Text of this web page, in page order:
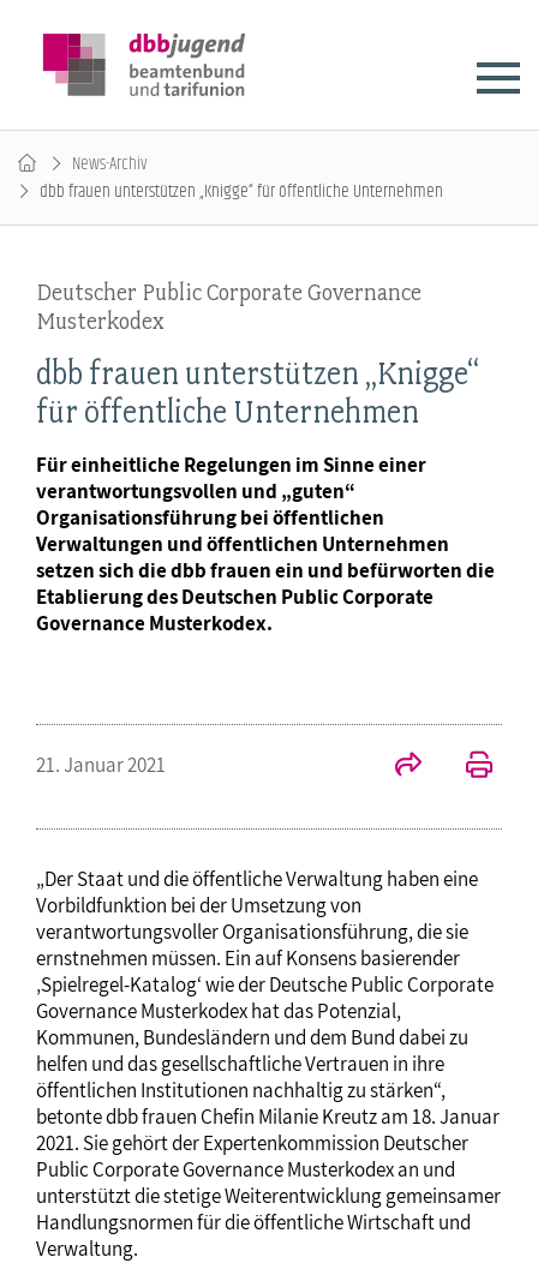
News-Archiv
dbb frauen unterstützen „Knigge“ für öffentliche Unternehmen
Deutscher Public Corporate Governance
Musterkodex
dbb frauen unterstützen „Knigge“
für öffentliche Unternehmen
Für einheitliche Regelungen im Sinne einer
verantwortungsvollen und „guten“
Organisationsführung bei öffentlichen
Verwaltungen und öffentlichen Unternehmen
setzen sich die dbb frauen ein und befürworten die
Etablierung des Deutschen Public Corporate
Governance Musterkodex.
21. Januar 2021
„Der Staat und die öffentliche Verwaltung haben eine
Vorbildfunktion bei der Umsetzung von
verantwortungsvoller Organisationsführung, die sie
ernstnehmen müssen. Ein auf Konsens basierender
‚Spielregel-Katalog‘ wie der Deutsche Public Corporate
Governance Musterkodex hat das Potenzial,
Kommunen, Bundesländern und dem Bund dabei zu
helfen und das gesellschaftliche Vertrauen in ihre
öffentlichen Institutionen nachhaltig zu stärken“,
betonte dbb frauen Chefin Milanie Kreutz am 18. Januar
2021. Sie gehört der Expertenkommission Deutscher
Public Corporate Governance Musterkodex an und
unterstützt die stetige Weiterentwicklung gemeinsamer
Handlungsnormen für die öffentliche Wirtschaft und
Verwaltung.